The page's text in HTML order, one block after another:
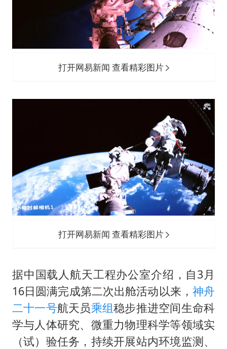
打开网易新闻 查看精彩图片
打开网易新闻 查看精彩图片
据中国载人航天工程办公室介绍，自3月
16日圆满完成第二次出舱活动以来， 神舟
二十一号航天员乘组稳步推进空间生命科
学与人体研究、微重力物理科学等领域实
（试）验任务，持续开展站内环境监测、